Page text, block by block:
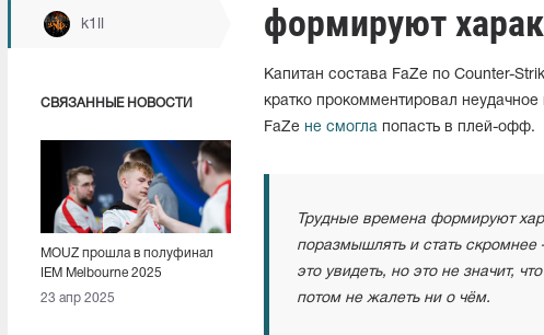
k1ll
СВЯЗАННЫЕ НОВОСТИ
MOUZ прошла в полуфинал
IEM Melbourne 2025
23 апр 2025
формируют
Капитан состава FaZe по Counter-
кратко прокомментировал
FaZe не смоглапопасть в плей-офф.
Трудные времена формируют
поразмышлять и стать скромнее
это увидеть, но это не значит,
потом не жалеть ни о чём.